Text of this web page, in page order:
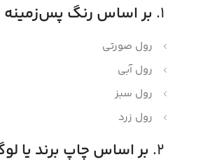
1. بر اساس رنگ پس‌زمینه
رول صورتی
رول آبی
رول سبز
رول زرد
2. بر اساس چاپ برند یا